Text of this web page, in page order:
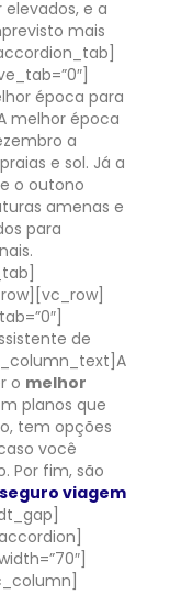
e a
mais
época para
melhor época
a
e sol. Já a
o outono
amenas e
para
de
A
o melhor
planos que
tem opções
você
Por fim, são
viagem